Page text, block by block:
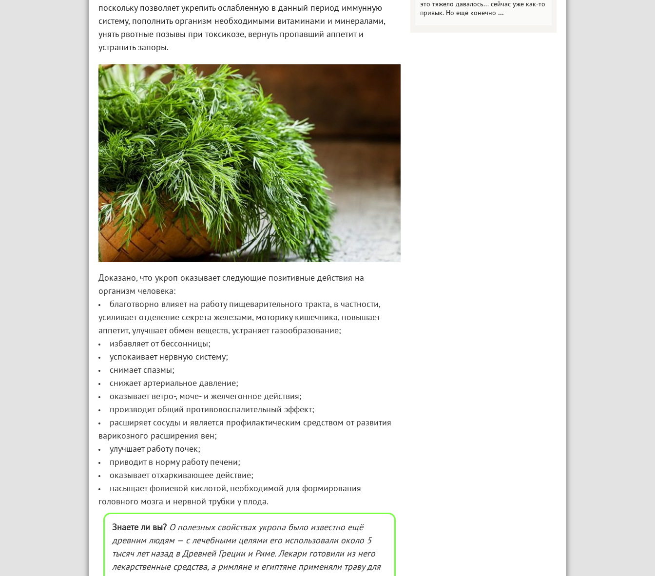
поскольку позволяет укрепить ослабленную в данный период иммунную
систему, пополнить организм необходимыми витаминами и минералами,
унять рвотные позывы при токсикозе, вернуть пропавший аппетит и
устранить запоры.
Доказано, что укроп оказывает следующие позитивные действия на
организм человека:
благотворно влияет на работу пищеварительного тракта, в частности,
усиливает отделение секрета железами, моторику кишечника, повышает
аппетит, улучшает обмен веществ, устраняет газообразование;
избавляет от бессонницы;
успокаивает нервную систему;
снимает спазмы;
снижает артериальное давление;
оказывает ветро-, моче- и желчегонное действия;
производит общий противовоспалительный эффект;
расширяет сосуды и является профилактическим средством от развития
варикозного расширения вен;
улучшает работу почек;
приводит в норму работу печени;
оказывает отхаркивающее действие;
насыщает фолиевой кислотой, необходимой для формирования
головного мозга и нервной трубки у плода.
Знаете ли вы? О полезных свойствах укропа было известно ещё
древним людям — с лечебными целями его использовали около 5
тысяч лет назад в Древней Греции и Риме. Лекари готовили из него
лекарственные средства, а римляне и египтяне применяли траву для
это тяжело давалось... сейчас уже как-то
привык. Но ещё конечно ...